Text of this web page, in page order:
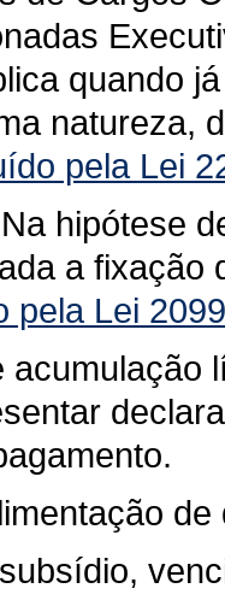
quando
natureza,
pela Lei
Na hipótese
a fixação
pela Lei
acumulação